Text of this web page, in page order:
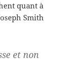
quant à
Smith
et non